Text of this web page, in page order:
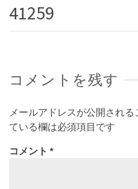
41259
コメントを残す
メールアドレスが公開される
ている欄は必須項目です
コメント *